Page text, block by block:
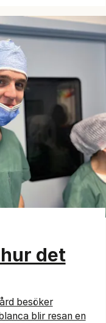
det
besöker
blir resan en